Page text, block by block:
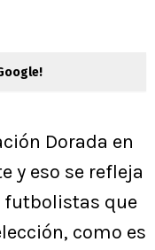
Dorada en
y eso se refleja
futbolistas que
como es